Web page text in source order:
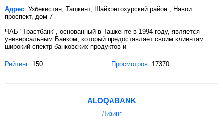
Адрес: Узбекистан, Ташкент, Шайхонтохурский район , Навои
проспект, дом 7
ЧАБ "Трастбанк", основанный в Ташкенте в 1994 году, является
универсальным Банком, который предоставляет своим клиентам
широкий спектр банковских продуктов и
Рейтинг: 150 Просмотров: 17370
ALOQABANK
Лизинг